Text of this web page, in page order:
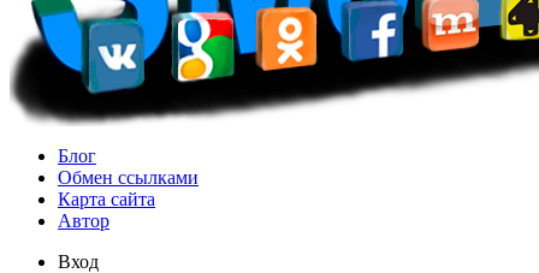
Блог
Обмен ссылками
Карта сайта
Автор
Вход